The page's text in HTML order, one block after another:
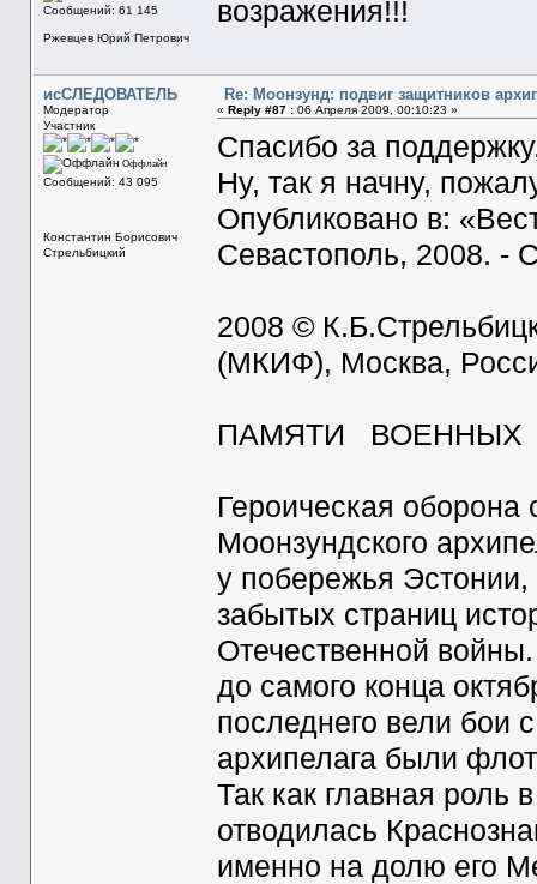
Сообщений: 61 145
Ржевцев Юрий Петрович
возражения!!!
исСЛЕДОВАТЕЛЬ
Модератор
Участник
Оффлайн
Сообщений: 43 095
Константин Борисович
Стрельбицкий
Re: Моонзунд: подвиг защитников
« Reply #87 :06 Апреля 2009, 00:10:23 »
Спасибо за
Ну, так я начну,
Опубликовано в:
Севастополь, 2008. -
2008 ©
(МКИФ), Москва,
ПАМЯТИ
Героическая оборона
Моонзундского
у побережья
забытых страниц
Отечественной
до самого конца
последнего вели бои
архипелага были
Так как главная роль
отводилась
именно на долю его